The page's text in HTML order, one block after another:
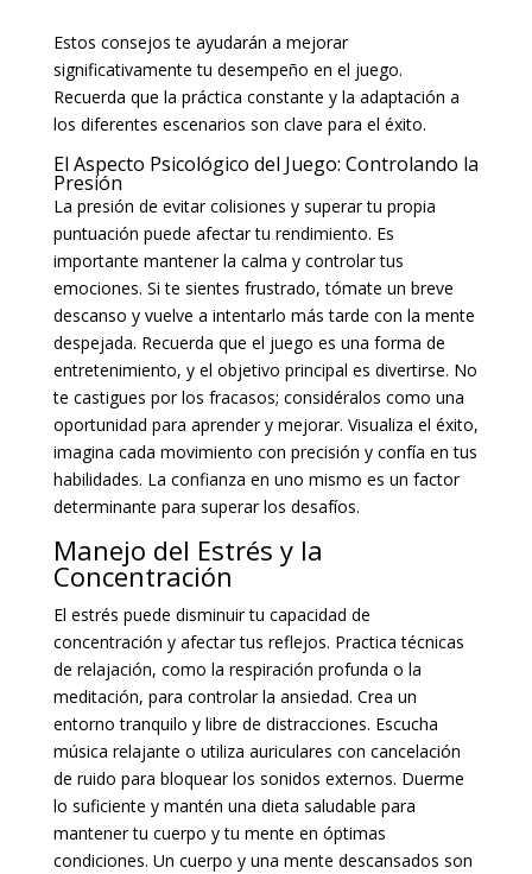
Estos consejos te ayudarán a mejorar
significativamente tu desempeño en el juego.
Recuerda que la práctica constante y la adaptación a
los diferentes escenarios son clave para el éxito.
El Aspecto Psicológico del Juego: Controlando la
Presión
La presión de evitar colisiones y superar tu propia
puntuación puede afectar tu rendimiento. Es
importante mantener la calma y controlar tus
emociones. Si te sientes frustrado, tómate un breve
descanso y vuelve a intentarlo más tarde con la mente
despejada. Recuerda que el juego es una forma de
entretenimiento, y el objetivo principal es divertirse. No
te castigues por los fracasos; considéralos como una
oportunidad para aprender y mejorar. Visualiza el éxito,
imagina cada movimiento con precisión y confía en tus
habilidades. La confianza en uno mismo es un factor
determinante para superar los desafíos.
Manejo del Estrés y la
Concentración
El estrés puede disminuir tu capacidad de
concentración y afectar tus reflejos. Practica técnicas
de relajación, como la respiración profunda o la
meditación, para controlar la ansiedad. Crea un
entorno tranquilo y libre de distracciones. Escucha
música relajante o utiliza auriculares con cancelación
de ruido para bloquear los sonidos externos. Duerme
lo suficiente y mantén una dieta saludable para
mantener tu cuerpo y tu mente en óptimas
condiciones. Un cuerpo y una mente descansados son